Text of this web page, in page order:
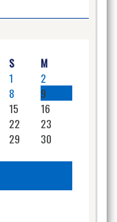
S
M
1
2
8
9
15
16
22
23
29
30